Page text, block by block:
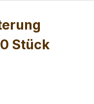
Stück